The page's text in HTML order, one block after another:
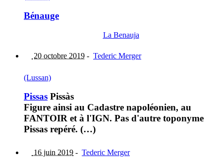
Bénauge
La Benauja
20 octobre 2019 - Tederic Merger
(Lussan)
Pissas Pissàs
Figure ainsi au Cadastre napoléonien, au
FANTOIR et à l'IGN. Pas d'autre toponyme
Pissas repéré. (…)
16 juin 2019 - Tederic Merger